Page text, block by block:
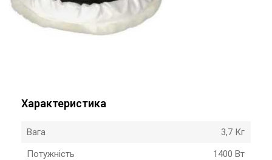
Характеристика
Вага
3,7 Кг
Потужність
1400 Вт